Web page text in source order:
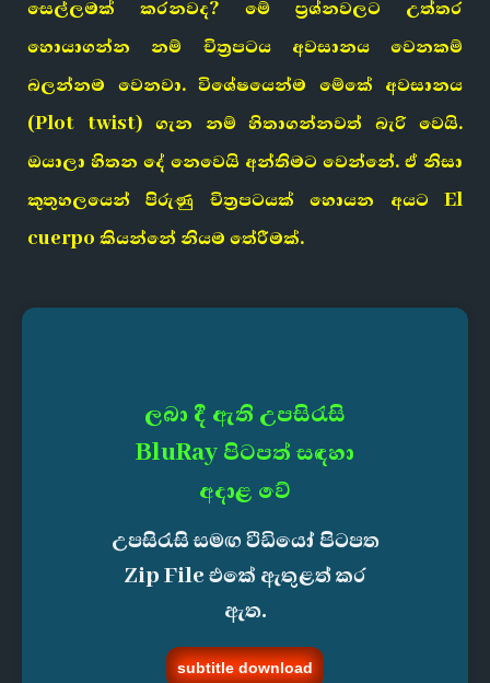
සෙල්ලමක් කරනවද? මේ ප්‍රශ්නවලට උත්තර
හොයාගන්න නම් චිත්‍රපටය අවසානය වෙනකම්
බලන්නම වෙනවා. විශේෂයෙන්ම මේකේ අවසානය
(Plot twist) ගැන නම් හිතාගන්නවත් බැරි වෙයි.
ඔයාලා හිතන දේ නෙවෙයි අන්තිමට වෙන්නේ. ඒ නිසා
කුතුහලයෙන් පිරුණු චිත්‍රපටයක් හොයන අයට El
cuerpo කියන්නේ නියම තේරීමක්.
ලබා දී ඇති උපසිරැසි
BluRay පිටපත් සඳහා
අදාළ වේ
උපසිරැසි සමඟ වීඩියෝ පිටපත
Zip File එකේ ඇතුළත් කර
ඇත.
subtitle download